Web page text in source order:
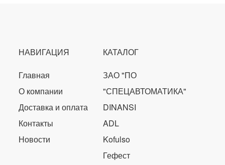
НАВИГАЦИЯ
Главная
О компании
Доставка и оплата
Контакты
Новости
КАТАЛОГ
ЗАО "ПО
"СПЕЦАВТОМАТИКА"
DINANSI
ADL
Kofulso
Гефест